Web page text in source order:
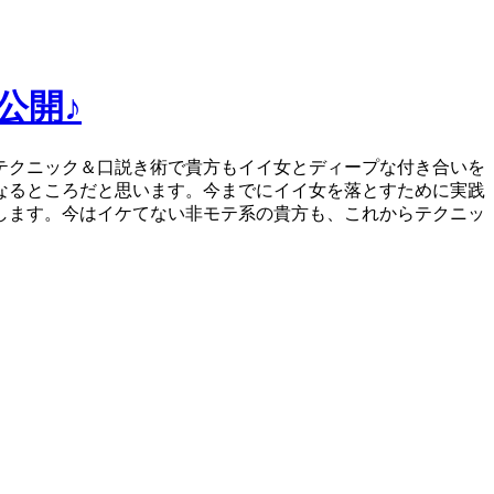
開♪
ニック＆口説き術で貴方もイイ女とディープな付き合いを
ところだと思います。今までにイイ女を落とすために実践
す。今はイケてない非モテ系の貴方も、これからテクニッ